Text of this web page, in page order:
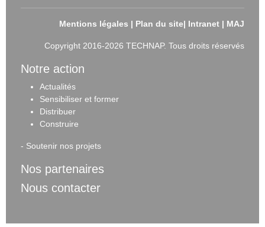
Mentions légales | Plan du site| Intranet | MAJ
Copyright 2016-2026 TECHNAP. Tous droits réservés
Notre action
Actualités
Sensibiliser et former
Distribuer
Construire
- Soutenir nos projets
Nos partenaires
Nous contacter